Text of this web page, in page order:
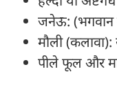
जनेऊ: (भगवान
मौली (कलावा):
पीले फूल और